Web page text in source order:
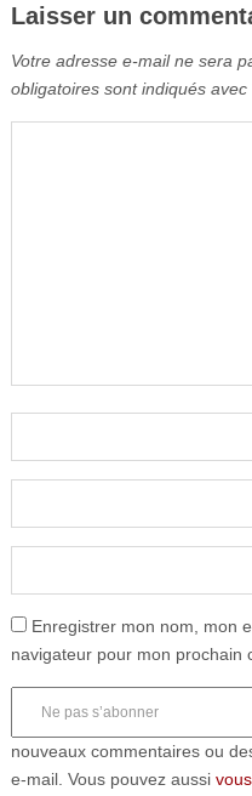
Laisser un
Votre adresse e-mail ne sera
obligatoires sont indiqués avec
Enregistrer mon nom, mon
navigateur pour mon prochain
nouveaux commentaires ou
e-mail. Vous pouvez aussi